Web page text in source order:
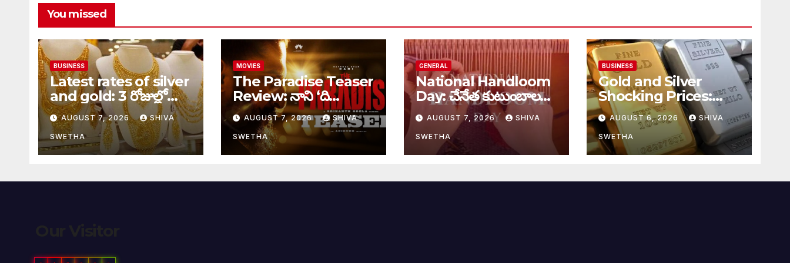
You missed
BUSINESS
Latest rates of silver
and gold: 3 రోజుల్లో
రూ.5వేల 900 పెరిగిన
తులం గోల్డ్…
AUGUST 7, 2026 SHIVA
SWETHA
MOVIES
The Paradise Teaser
Review: నాని ‘ది
ప్యారడైజ్’ టీజర్ రివ్యూ…
AUGUST 7, 2026 SHIVA
SWETHA
GENERAL
National Handloom
Day: చేనేత కుటుంబాలకు
భారీ ఊరట..
AUGUST 7, 2026 SHIVA
SWETHA
BUSINESS
Gold and Silver
Shocking Prices:
హైదరాబాదులో రూ.2వేల
900 పెరిగిన తులం రేటు…
AUGUST 6, 2026 SHIVA
SWETHA